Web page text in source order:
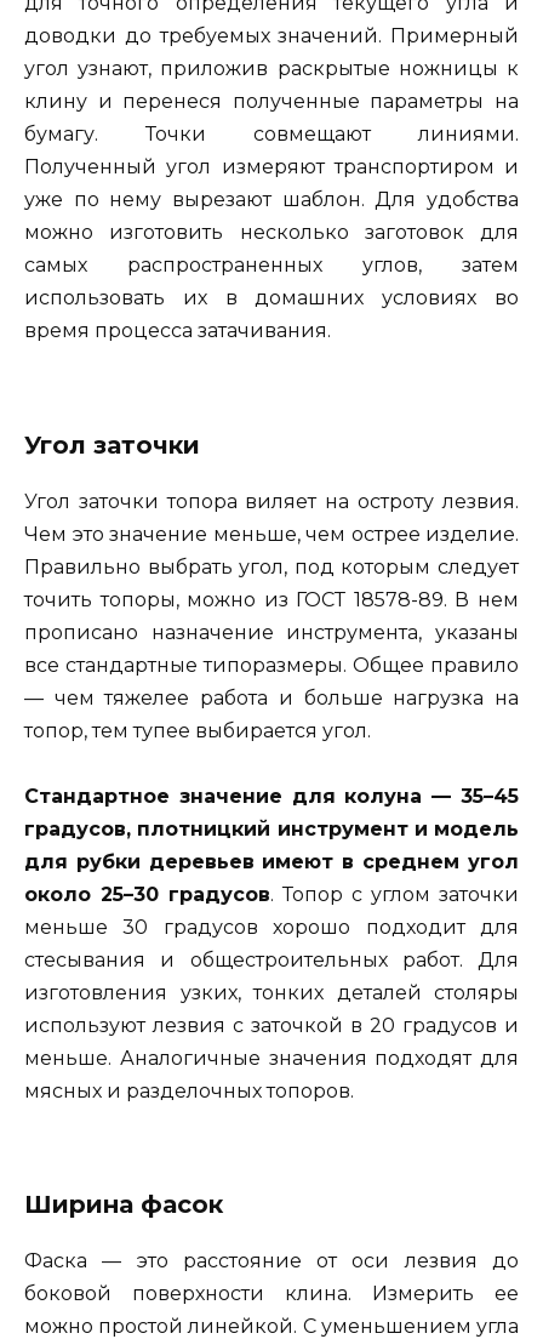
доводки до требуемых значений. Примерный
угол узнают, приложив раскрытые ножницы к
клину и перенеся полученные параметры на
бумагу. Точки совмещают линиями.
Полученный угол измеряют транспортиром и
уже по нему вырезают шаблон. Для удобства
можно изготовить несколько заготовок для
самых распространенных углов, затем
использовать их в домашних условиях во
время процесса затачивания.
Угол заточки
Угол заточки топора виляет на остроту лезвия.
Чем это значение меньше, чем острее изделие.
Правильно выбрать угол, под которым следует
точить топоры, можно из ГОСТ 18578-89. В нем
прописано назначение инструмента, указаны
все стандартные типоразмеры. Общее правило
— чем тяжелее работа и больше нагрузка на
топор, тем тупее выбирается угол.
Стандартное значение для колуна — 35–45
градусов, плотницкий инструмент и модель
для рубки деревьев имеют в среднем угол
около 25–30 градусов. Топор с углом заточки
меньше 30 градусов хорошо подходит для
стесывания и общестроительных работ. Для
изготовления узких, тонких деталей столяры
используют лезвия с заточкой в 20 градусов и
меньше. Аналогичные значения подходят для
мясных и разделочных топоров.
Ширина фасок
Фаска — это расстояние от оси лезвия до
боковой поверхности клина. Измерить ее
можно простой линейкой. С уменьшением угла